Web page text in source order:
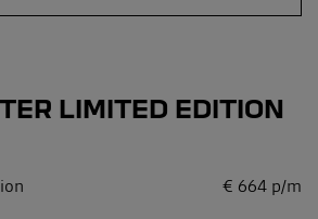
LIMITED EDITION
€ 664 p/m